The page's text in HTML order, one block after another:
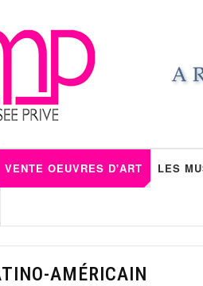
VENTE OEUVRES D'ART LES
AMÉRICAIN